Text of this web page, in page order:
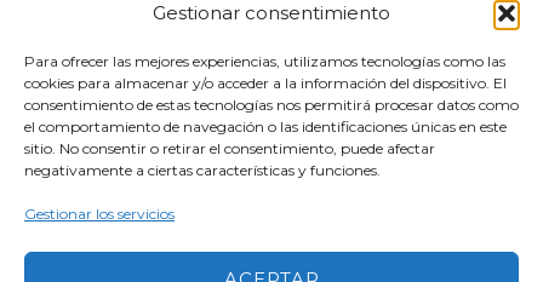
Gestionar consentimiento
Para ofrecer las mejores experiencias, utilizamos tecnologías como las
cookies para almacenar y/o acceder a la información del dispositivo. El
consentimiento de estas tecnologías nos permitirá procesar datos como
el comportamiento de navegación o las identificaciones únicas en este
sitio. No consentir o retirar el consentimiento, puede afectar
negativamente a ciertas características y funciones.
Gestionar los servicios
Política de calidad
Política de cookies
Respaldados por: Síguenos